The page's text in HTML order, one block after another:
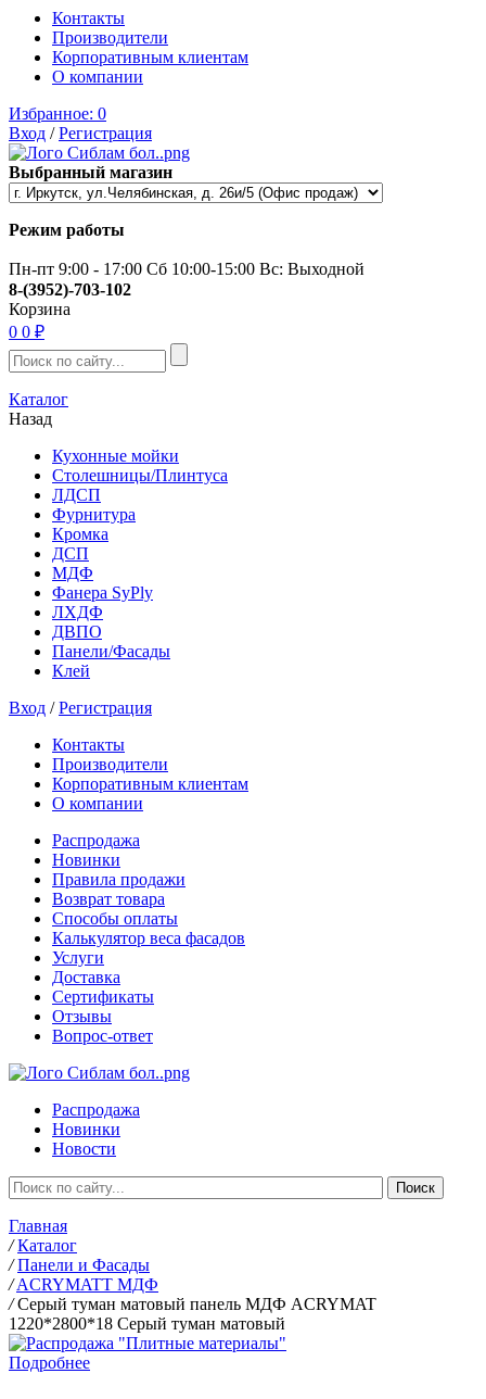
Контакты
Производители
Корпоративным клиентам
О компании
Избранное: 0
Вход /Регистрация
Выбранный магазин
Режим работы
Пн-пт 9:00 - 17:00 Сб 10:00-15:00 Вс: Выходной
8-(3952)-703-102
Корзина
0 0 ₽
Каталог
Назад
Кухонные мойки
Столешницы/Плинтуса
ЛДСП
Фурнитура
Кромка
ДСП
МДФ
Фанера SyPly
ЛХДФ
ДВПО
Панели/Фасады
Клей
Вход /Регистрация
Контакты
Производители
Корпоративным клиентам
О компании
Распродажа
Новинки
Правила продажи
Возврат товара
Способы оплаты
Калькулятор веса фасадов
Услуги
Доставка
Сертификаты
Отзывы
Вопрос-ответ
Распродажа
Новинки
Новости
Главная
/ Каталог
/ Панели и Фасады
/ ACRYMATT МДФ
/ Серый туман матовый панель МДФ ACRYMAT
1220*2800*18 Серый туман матовый
Подробнее